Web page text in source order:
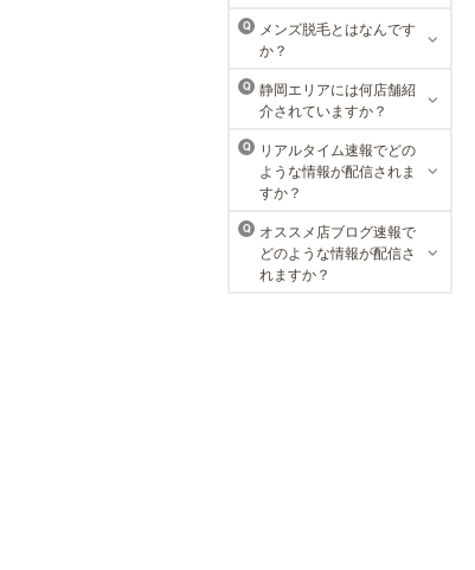
東京メンズリゼクリニックの永久脱
毛が全国で受けられます。多くの男
性患者様にご支持頂き、新宿1院か
ら始まったメンズリゼクリニック
が、現在では提携院含め全国10院を
展開するクリニックになりました。
Q
メンズ脱毛とはなんです
か？
Q
静岡エリアには何店舗紹
介されていますか？
Q
リアルタイム速報でどの
ような情報が配信されま
すか？
Q
オススメ店ブログ速報で
どのような情報が配信さ
れますか？